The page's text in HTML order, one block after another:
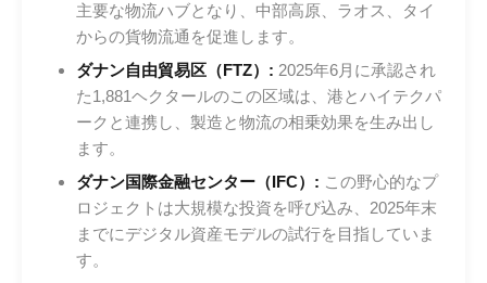
主要な物流ハブとなり、中部高原、ラオス、タイ
からの貨物流通を促進します。
ダナン自由貿易区（FTZ）: 2025年6月に承認され
た1,881ヘクタールのこの区域は、港とハイテクパ
ークと連携し、製造と物流の相乗効果を生み出し
ます。
ダナン国際金融センター（IFC）: この野心的なプ
ロジェクトは大規模な投資を呼び込み、2025年末
までにデジタル資産モデルの試行を目指していま
す。